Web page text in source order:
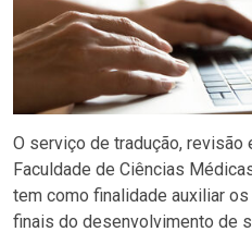
O serviço de tradução,
Faculdade de Ciências
tem como finalidade auxiliar
finais do desenvolvimento de